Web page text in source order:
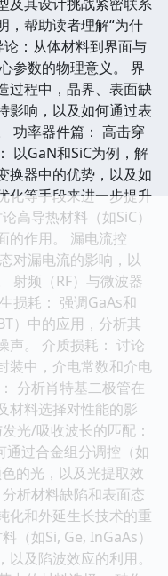
，帮助读者理解“为什
：从体材料到界面与
参数的物理意义。 界
过程中，晶界、表面缺
影响，以及如何通过表
功率器件篇： 高击穿
以GaN和SiC为例，解
换器中的优势，以及如
化等手段来进一步提升
高导热材料（如SiC）
的作用。 漏电流控
对漏电流的影响，以
射频（RF）与微波器
损耗： 强调GaAs和
）中的应用，分析其
声。 介质损耗： 讨论
装中，介电常数和介电
分析肖特基二极管在
材料选择对性能的影
光/吸收波长的匹配：
通过合金组分调控（如
的光，以及光提取效
析材料缺陷和表面态
化和外延生长技术的重
（如Si, Ge, InGaAs）
及陷波效应的利用。